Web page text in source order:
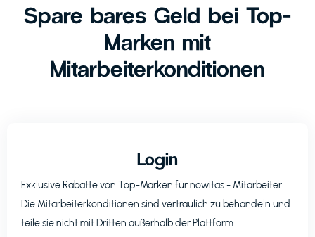
Spare bares Geld bei Top-
Marken mit
Mitarbeiterkonditionen
Login
Exklusive Rabatte von Top-Marken fürnowitas- Mitarbeiter.
Die Mitarbeiterkonditionen sind vertraulich zu behandeln und
teile sie nicht mit Dritten außerhalb der Plattform.